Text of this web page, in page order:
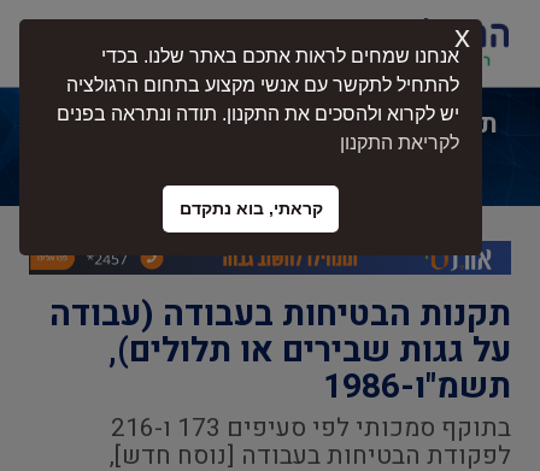
תקנות הבטיחות בעבודה (עבודה על גגות
שבירים או תלולים), תשמ"ו-1986
תקנות הבטיחות בעבודה (עבודה
על גגות שבירים או תלולים),
תשמ"ו-1986
בתוקף סמכותי לפי סעיפים 173 ו-216
לפקודת הבטיחות בעבודה [נוסח חדש],
אנחנו שמחים לראות אתכם באתר שלנו. בכדי
להתחיל לתקשר עם אנשי מקצוע בתחום הרגולציה
יש לקרוא ולהסכים את התקנון. תודה ונתראה בפנים
לקריאת התקנון
קראתי, בוא נתקדם
x